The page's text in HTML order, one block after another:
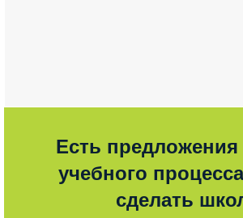
Есть
учебного
сделать